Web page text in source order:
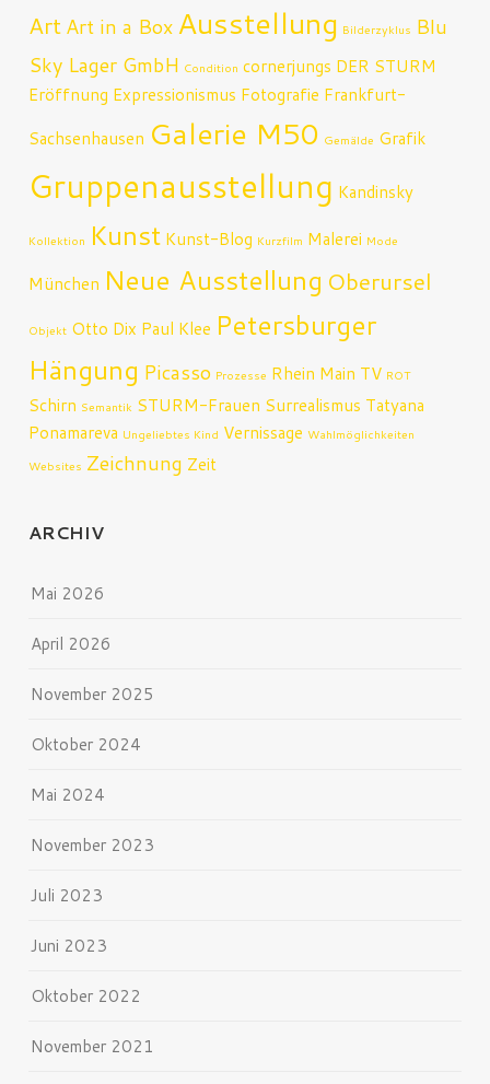
ArtArt in a BoxAusstellung Bilderzyklus Blu
Sky Lager GmbH Condition cornerjungs DER STURM
Eröffnung Expressionismus Fotografie Frankfurt-
Sachsenhausen Galerie M50 Gemälde Grafik
Gruppenausstellung Kandinsky
Kollektion Kunst Kunst-Blog Kurzfilm Malerei Mode
München Neue Ausstellung Oberursel
Objekt Otto Dix Paul Klee Petersburger
Hängung Picasso Prozesse Rhein Main TV ROT
Schirn Semantik STURM-Frauen Surrealismus Tatyana
Ponamareva Ungeliebtes Kind Vernissage Wahlmöglichkeiten
Websites Zeichnung Zeit
ARCHIV
Mai 2026
April 2026
November 2025
Oktober 2024
Mai 2024
November 2023
Juli 2023
Juni 2023
Oktober 2022
November 2021